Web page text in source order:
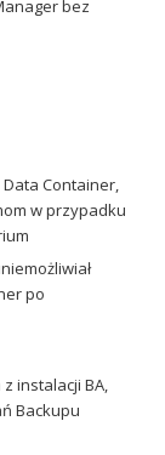
bez
Container,
w przypadku
po
instalacji BA,
Backupu